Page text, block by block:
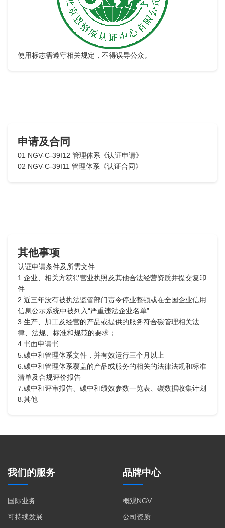
使用标志需遵守相关规定，不得误导公众。
申请及合同
01 NGV-C-39I12 管理体系《认证申请》
02 NGV-C-39I11 管理体系《认证合同》
其他事项
认证申请条件及所需文件
1.企业、相关方获得营业执照及其他合法经营资质并提交复印
件
2.近三年没有被执法监管部门责令停业整顿或在全国企业信用
信息公示系统中被列入“严重违法企业名单”
3.生产、加工及经营的产品或提供的服务符合碳管理相关法
律、法规、标准和规范的要求；
4.书面申请书
5.碳中和管理体系文件，并有效运行三个月以上
6.碳中和管理体系覆盖的产品或服务的相关的法律法规和标准
清单及合规评价报告
7.碳中和评审报告、碳中和绩效参数一览表、碳数据收集计划
8.其他
我们的服务
国际业务
可持续发展
品牌中心
概观NGV
公司资质